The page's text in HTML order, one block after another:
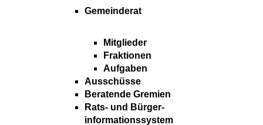
Gemeinderat
Mitglieder
Fraktionen
Aufgaben
Ausschüsse
Beratende Gremien
Rats- und Bürger-
informationssystem